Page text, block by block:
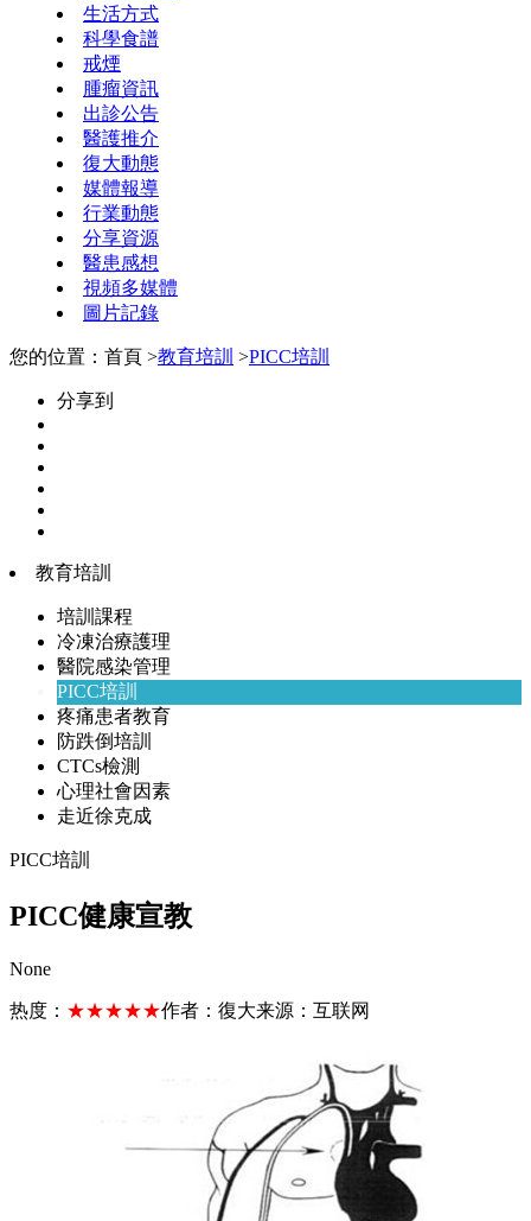
生活方式
科學食譜
戒煙
腫瘤資訊
出診公告
醫護推介
復大動態
媒體報導
行業動態
分享資源
醫患感想
視頻多媒體
圖片記錄
您的位置：首頁 >教育培訓 >PICC培訓
分享到
教育培訓
培訓課程
冷凍治療護理
醫院感染管理
PICC培訓
疼痛患者教育
防跌倒培訓
CTCs檢測
心理社會因素
走近徐克成
PICC培訓
PICC健康宣教
None
热度： ★★★★★作者： 復大来源： 互联网